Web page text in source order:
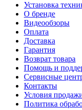
Установка
О бренде
Видеообзоры
Оплата
Доставка
Гарантия
Возврат товара
Помощь и
Сервисные
Контакты
Условия
Политика